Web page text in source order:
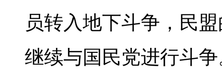
员转入地下斗争，民
继续与国民党进行斗